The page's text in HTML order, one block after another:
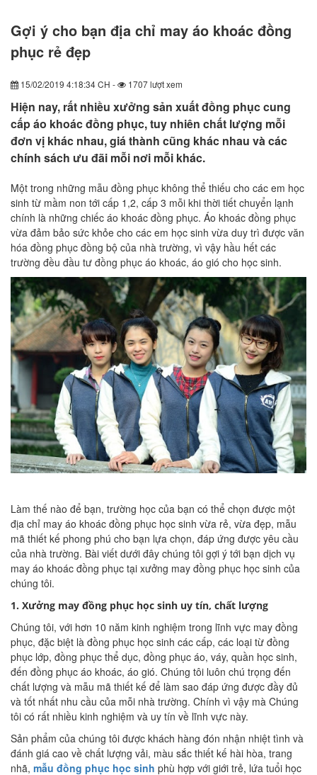
Gợi ý cho bạn địa chỉ may áo khoác đồng
phục rẻ đẹp
15/02/2019 4:18:34 CH - 1707 lượt xem
Hiện nay, rất nhiều xưởng sản xuất đồng phục cung
cấp áo khoác đồng phục, tuy nhiên chất lượng mỗi
đơn vị khác nhau, giá thành cũng khác nhau và các
chính sách ưu đãi mỗi nơi mỗi khác.
Một trong những mẫu đồng phục không thể thiếu cho các em học
sinh từ mầm non tới cấp 1,2, cấp 3 mỗi khi thời tiết chuyển lạnh
chính là những chiếc áo khoác đồng phục. Áo khoác đồng phục
vừa đảm bảo sức khỏe cho các em học sinh vừa duy trì được văn
hóa đồng phục đồng bộ của nhà trường, vì vậy hầu hết các
trường đều đầu tư đồng phục áo khoác, áo gió cho học sinh.
Làm thế nào để bạn, trường học của bạn có thể chọn được một
địa chỉ may áo khoác đồng phục học sinh vừa rẻ, vừa đẹp, mẫu
mã thiết kế phong phú cho bạn lựa chọn, đáp ứng được yêu cầu
của nhà trường. Bài viết dưới đây chúng tôi gợi ý tới bạn dịch vụ
may áo khoác đồng phục tại xưởng may đồng phục học sinh của
chúng tôi.
1. Xưởng may đồng phục học sinh uy tín, chất lượng
Chúng tôi, với hơn 10 năm kinh nghiệm trong lĩnh vực may đồng
phục, đặc biệt là đồng phục học sinh các cấp, các loại từ đồng
phục lớp, đồng phục thể dục, đồng phục áo, váy, quần học sinh,
đến đồng phục áo khoác, áo gió. Chúng tôi luôn chú trọng đến
chất lượng và mẫu mã thiết kế để làm sao đáp ứng được đầy đủ
và tốt nhất nhu cầu của mỗi nhà trường. Chính vì vậy mà Chúng
tôi có rất nhiều kinh nghiệm và uy tín về lĩnh vực này.
Sản phẩm của chúng tôi được khách hàng đón nhận nhiệt tình và
đánh giá cao về chất lượng vải, màu sắc thiết kế hài hòa, trang
nhã, mẫu đồng phục học sinh phù hợp với giới trẻ, lứa tuổi học